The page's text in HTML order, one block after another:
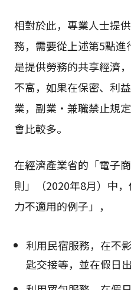
相對於此，專業人士提
務，需要從上述第5點
是提供勞務的共享經濟
不高，如果在保密、利
業，副業・兼職禁止規
會比較多。
在經濟產業省的「電子
則」（2020年8月）中
力不適用的例子」，
利用民宿服務，在不
匙交接等，並在假日